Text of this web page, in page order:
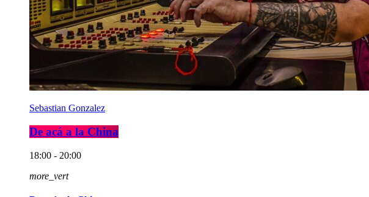
Sebastian Gonzalez
De acá a la China
18:00 - 20:00
more_vert